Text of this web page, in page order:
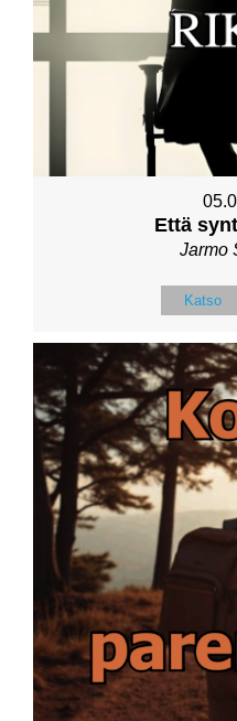
Että
Jarmo
Katso